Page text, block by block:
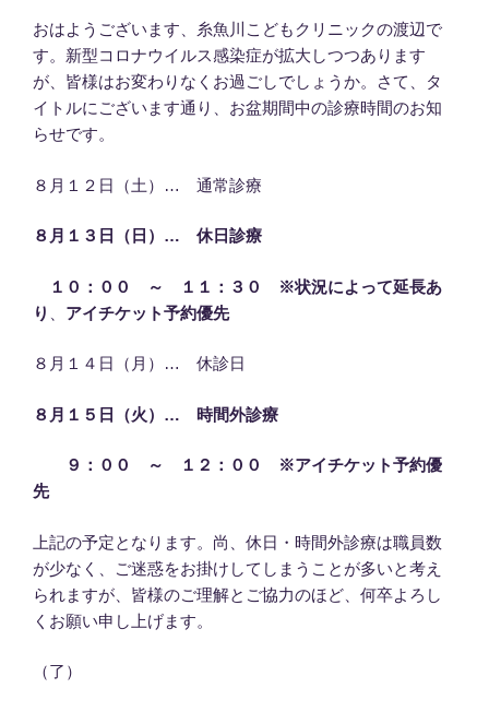
おはようございます、糸魚川こどもクリニックの渡辺で
す。新型コロナウイルス感染症が拡大しつつあります
が、皆様はお変わりなくお過ごしでしょうか。さて、タ
イトルにございます通り、お盆期間中の診療時間のお知
らせです。
８月１２日（土）… 通常診療
８月１３日（日）… 休日診療
１０：００ ～ １１：３０ ※状況によって延長あ
り
アイチケット予約優先
８月１４日（月）… 休診日
８月１５日（火）… 時間外診療
９：００ ～ １２：００ ※アイチケット予約優
先
上記の予定となります。尚、休日・時間外診療は職員数
が少なく、ご迷惑をお掛けしてしまうことが多いと考え
られますが、皆様のご理解とご協力のほど、何卒よろし
くお願い申し上げます。
（了）